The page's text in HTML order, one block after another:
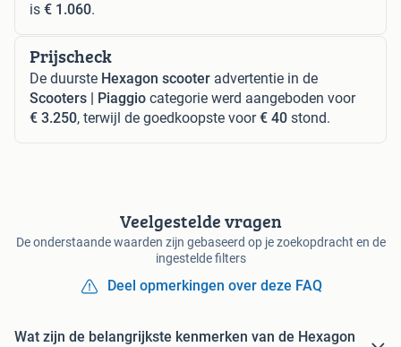
is € 1.060.
Prijscheck
De duurste Hexagon scooter advertentie in de
Scooters | Piaggio categorie werd aangeboden voor
€ 3.250, terwijl de goedkoopste voor€ 40 stond.
Veelgestelde vragen
De onderstaande waarden zijn gebaseerd op je zoekopdracht en de
ingestelde filters
Deel opmerkingen over deze FAQ
Wat zijn de belangrijkste kenmerken van de Hexagon